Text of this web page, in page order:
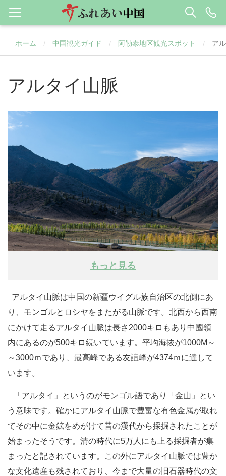
ホーム / 中国観光ガイド / 阿勒泰地区観光スポット / ア
アルタイ山脈
もっと見る
アルタイ山脈は中国の新疆ウイグル族自治区の北側にあ
り、モンゴルとロシヤをまたがる山脈です。北西から西南
にかけて走るアルタイ山脈は長さ2000キロもあり中國領
内にあるのが500キロ続いています。平均海抜が1000M～
～3000ｍであり、最高峰である友誼峰が4374ｍに達して
います。
「アルタイ」というのがモンゴル語であり「金山」とい
う意味です。確かにアルタイ山脈で豊富な有色金属が取れ
てその中に金鉱をめがけて昔の漢代から採掘されたことが
始まったそうです。清の時代に5万人にも上る採掘者が集
まったと記されています。この外にアルタイ山脈では豊か
な文化遺産も残されており、今まで大量の旧石器時代の文